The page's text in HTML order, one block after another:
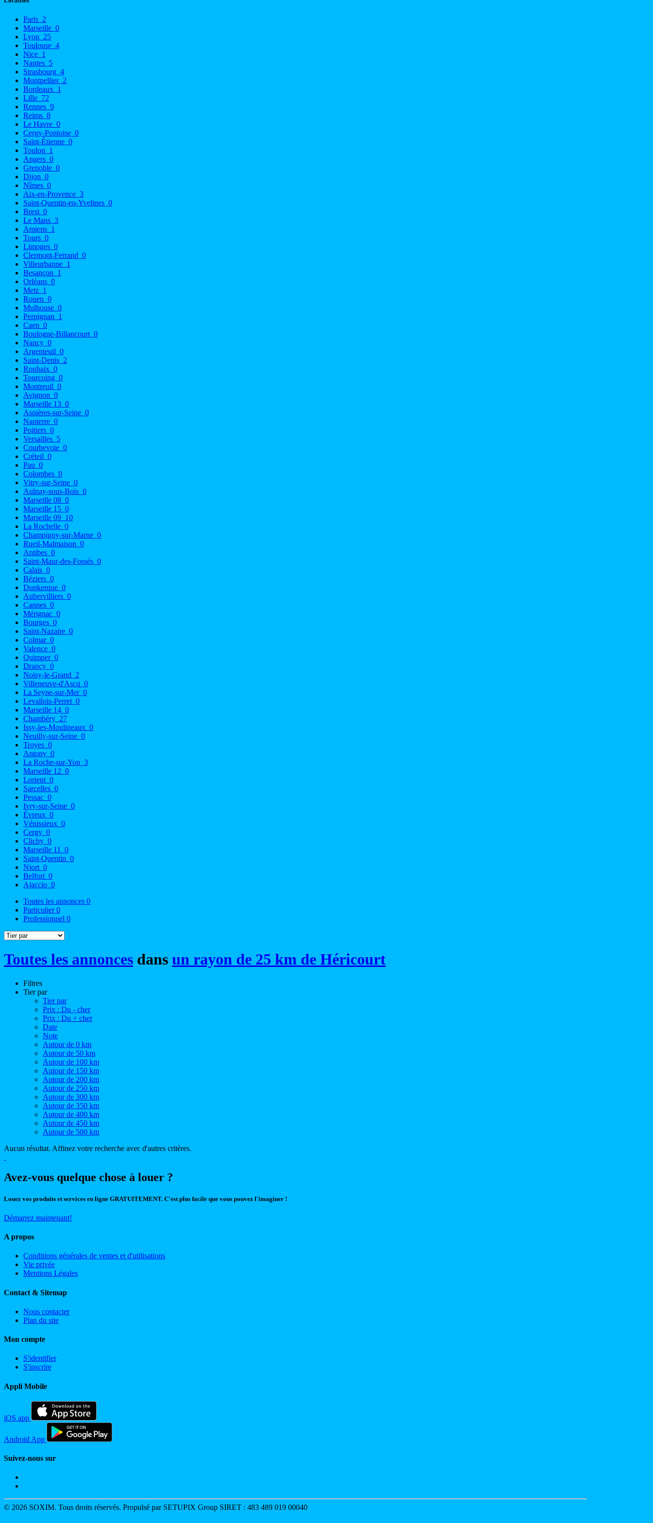
Paris 2
Marseille 0
Lyon 25
Toulouse 4
Nice 1
Nantes 5
Strasbourg 4
Montpellier 2
Bordeaux 1
Lille 72
Rennes 9
Reims 8
Le Havre 0
Cergy-Pontoise 0
Saint-Étienne 0
Toulon 1
Angers 0
Grenoble 0
Dijon 0
Nîmes 0
Aix-en-Provence 3
Saint-Quentin-en-Yvelines 0
Brest 0
Le Mans 3
Amiens 1
Tours 0
Limoges 0
Clermont-Ferrand 0
Villeurbanne 1
Besançon 1
Orléans 0
Metz 1
Rouen 0
Mulhouse 0
Perpignan 1
Caen 0
Boulogne-Billancourt 0
Nancy 0
Argenteuil 0
Saint-Denis 2
Roubaix 0
Tourcoing 0
Montreuil 0
Avignon 0
Marseille 13 0
Asnières-sur-Seine 0
Nanterre 0
Poitiers 0
Versailles 5
Courbevoie 0
Créteil 0
Pau 0
Colombes 0
Vitry-sur-Seine 0
Aulnay-sous-Bois 0
Marseille 08 0
Marseille 15 0
Marseille 09 10
La Rochelle 0
Champigny-sur-Marne 0
Rueil-Malmaison 0
Antibes 0
Saint-Maur-des-Fossés 0
Calais 0
Béziers 0
Dunkerque 0
Aubervilliers 0
Cannes 0
Mérignac 0
Bourges 0
Saint-Nazaire 0
Colmar 0
Valence 0
Quimper 0
Drancy 0
Noisy-le-Grand 2
Villeneuve-d'Ascq 0
La Seyne-sur-Mer 0
Levallois-Perret 0
Marseille 14 0
Chambéry 27
Issy-les-Moulineaux 0
Neuilly-sur-Seine 0
Troyes 0
Antony 0
La Roche-sur-Yon 3
Marseille 12 0
Lorient 0
Sarcelles 0
Pessac 0
Ivry-sur-Seine 0
Évreux 0
Vénissieux 0
Cergy 0
Clichy 0
Marseille 11
0
Saint-Quentin 0
Niort 0
Belfort 0
Ajaccio 0
Toutes les annonces 0
Particulier0
Professionnel 0
Toutes les annonces dans un rayon de 25 km de Héricourt
Filtres
Tier par
Tier par
Prix : Du - cher
Prix : Du + cher
Date
Note
Autour de 0 km
Autour de 50 km
Autour de 100 km
Autour de 150 km
Autour de 200 km
Autour de 250 km
Autour de 300 km
Autour de 350 km
Autour de 400 km
Autour de 450 km
Autour de 500 km
Aucun résultat. Affinez votre recherche avec d'autres critères.
Avez-vous quelque chose à louer ?
Louez vos produits et services en ligne GRATUITEMENT. C'est plus facile que vous pouvez l'imaginer !
Démarrez maintenant!
A propos
Conditions générales de ventes et d'utilisations
Vie privée
Mentions Légales
Contact & Sitemap
Nous contacter
Plan du site
Mon compte
S'identifier
S'inscrire
Appli Mobile
iOS app
Android App
Suivez-nous sur
© 2026 SOXIM. Tous droits réservés. Propulsé par SETUPIX Group SIRET : 483 489 019 00040